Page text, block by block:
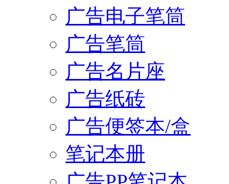
广告电子笔筒
广告笔筒
广告名片座
广告纸砖
广告便签本/盒
笔记本册